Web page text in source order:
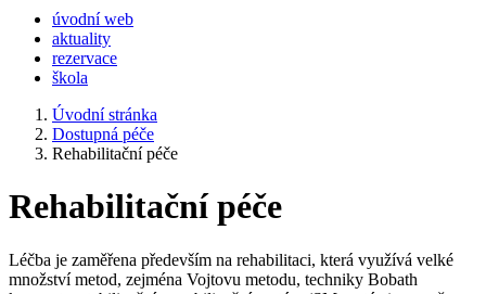
úvodní web
aktuality
rezervace
škola
Úvodní stránka
Dostupná péče
Rehabilitační péče
Rehabilitační péče
Léčba je zaměřena především na rehabilitaci, která využívá velké
množství metod, zejména Vojtovu metodu, techniky Bobath